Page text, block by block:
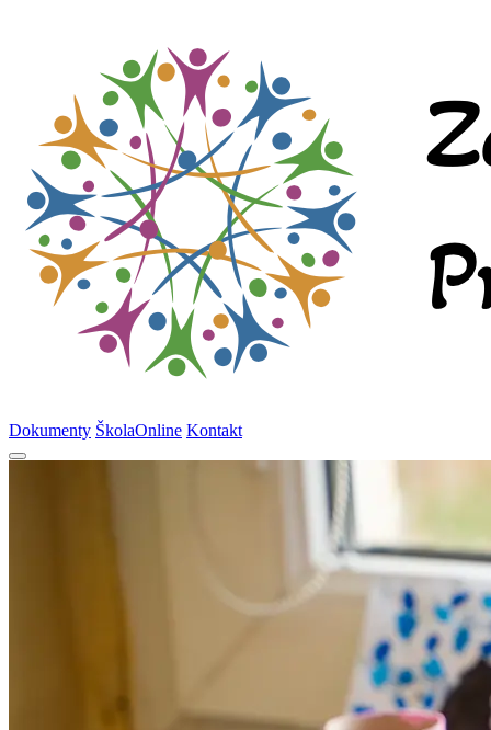
Dokumenty ŠkolaOnline Kontakt